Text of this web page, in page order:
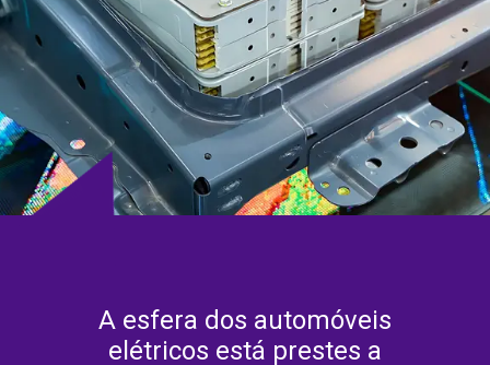
A esfera dos automóveis
elétricos está prestes a